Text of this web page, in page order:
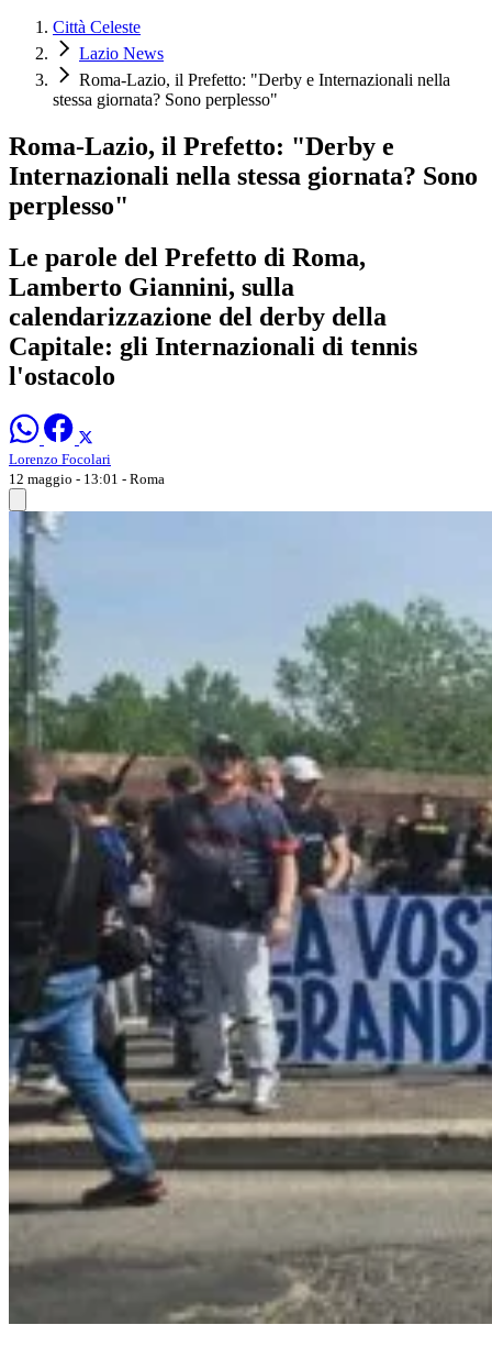
Città Celeste
Lazio News
Roma-Lazio, il Prefetto: "Derby e Internazionali nella
stessa giornata? Sono perplesso"
Roma-Lazio, il Prefetto: "Derby e
Internazionali nella stessa giornata? Sono
perplesso"
Le parole del Prefetto di Roma,
Lamberto Giannini, sulla
calendarizzazione del derby della
Capitale: gli Internazionali di tennis
l'ostacolo
Lorenzo Focolari
12 maggio - 13:01 - Roma